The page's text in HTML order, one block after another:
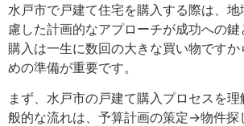
水戸市で戸建て住宅を購入する際は、
慮した計画的なアプローチが成功への
購入は一生に数回の大きな買い物ですか
めの準備が重要です。
まず、水戸市の戸建て購入プロセスを
般的な流れは、予算計画の策定→物件